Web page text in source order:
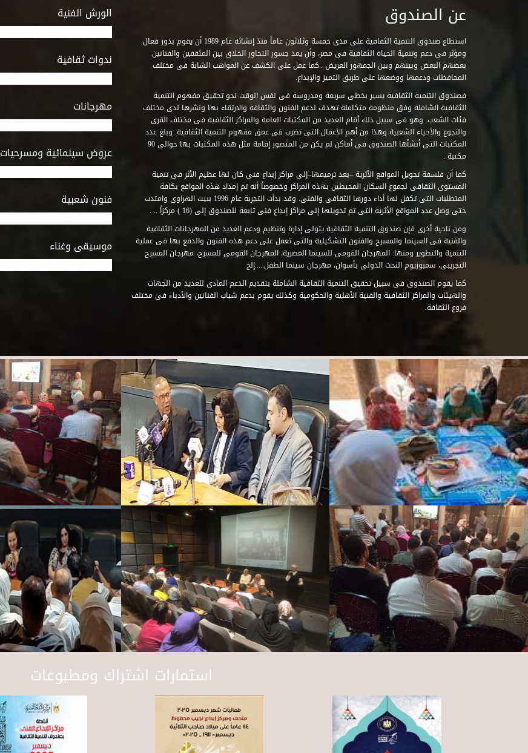
الورش الفنية
ندوات ثقافية
مهرجانات
عروض سينمائية ومسرحيات
فنون شعبية
موسيقى وغناء
عن الصندوق
استطاع صندوق التنمية الثقافية على مدى خمسة وثلاثون عاماً منذ إنشائه عام 1989 أن يقوم بدور فعال
ومؤثر فى دعم وتنمية الحياة الثقافية فى مصر، وأن يمد جسور التحاور الخلاق بين المثقفين والفنانين
بعضهم البعض وبينهم وبين الجمهور العريض ..كما عمل على الكشف عن المواهب الشابة فى مختلف
المحافظات ودعمها ووضعها على طريق التميز والإبداع.
فصندوق التنمية الثقافية يسير بخطى سريعة ومدروسة فى نفس الوقت نحو تحقيق مفهوم التنمية
الثقافية الشاملة وفق منظومة متكاملة تهدف لدعم الفنون والثقافة والارتقاء بها ونشرها لدى مختلف
فئات الشعب. وهو فى سبيل ذلك أقام العديد من المكتبات العامة والمراكز الثقافية فى مختلف القرى
والنجوع والأحياء الشعبية وهذا من أهم الأعمال التى تضرب فى عمق مفهوم التنمية الثقافية. وبلغ عدد
المكتبات التى أنشأها الصندوق فى أماكن لم يكن من المتصور إقامة مثل هذه المكتبات بها حوالى 90
مكتبة .
كما أن فلسفة تحويل المواقع الأثرية –بعد ترميمها–إلى مراكز إبداع فنى كان لها عظيم الأثر فى تنمية
المستوى الثقافى لجموع السكان المحيطين بهذه المراكز وخصوصاً أنه تم إمداد هذه المواقع بكافة
المتطلبات التى تكفل لها أداء دورها الثقافى والفنى. وقد بدأت التجربة عام 1996 ببيت الهراوى وامتدت
حتى وصل عدد المواقع الأثرية التى تم تحويلها إلى مراكز إبداع فنى تابعة للصندوق إلى (16 ) مركزاً .. .
ومن ناحية أخرى فإن صندوق التنمية الثقافية يتولى إدارة وتنظيم ودعم العديد من المهرجانات الثقافية
والفنية فى السينما والمسرح والفنون التشكيلية والتى تعمل على دعم هذه الفنون والدفع بها فى عملية
التنمية والتطوير ومنها: المهرجان القومى للسينما المصرية، المهرجان القومى للمسرح، مهرجان المسرح
التجريبى، سمبوزيوم النحت الدولى بأسوان، مهرجان سينما الطفل.....إلخ
كما يقوم الصندوق فى سبيل تحقيق التنمية الثقافية الشاملة بتقديم الدعم المادى للعديد من الجهات
والهيئات والمراكز الثقافية والفنية الأهلية والحكومية وكذلك يقوم بدعم شباب الفنانين والأدباء فى مختلف
فروع الثقافة.
استمارات اشتراك ومطبوعات